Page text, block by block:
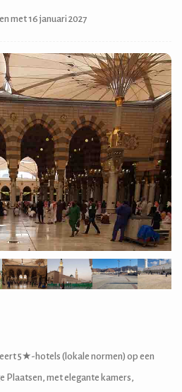
met 16 januari 2027
5★-hotels (lokale normen) op een
Plaatsen, met elegante kamers,